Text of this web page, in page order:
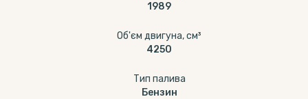
1989
Об'єм двигуна, см³
4250
Тип палива
Бензин